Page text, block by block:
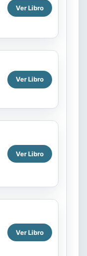
Ver Libro
Ver Libro
Ver Libro
Ver Libro